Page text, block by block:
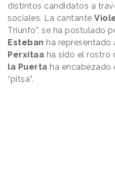
distintos candidatos a
sociales. La cantante
Triunfo”, se ha postulado
Esteban ha representado
Perxitaa ha sido el rostro
la Puerta ha encabezado
“pitsa”.